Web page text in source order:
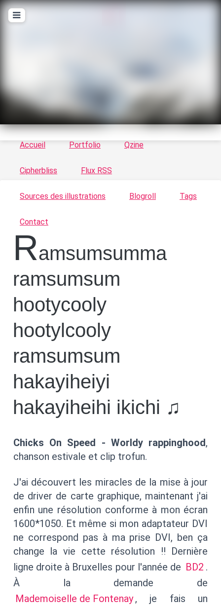
Le vortex à chats - Illustrations, trucs en tout
genre par Tykayn
Accueil Portfolio Qzine
Cipherbliss Flux RSS
Sources des illustrations Blogroll Tags
Contact
Ramsumsumma
ramsumsum
hootycooly
hootylcooly
ramsumsum
hakayiheiyi
hakayiheihi ikichi ♫
Chicks On Speed - Worldy rappinghood,
chanson estivale et clip trofun.
J'ai découvert les miracles de la mise à jour
de driver de carte graphique, maintenant j'ai
enfin une résolution conforme à mon écran
1600*1050. Et même si mon adaptateur DVI
ne correspond pas à ma prise DVI, ben ça
change la vie cette résolution !! Dernière
ligne droite à Bruxelles pour l'année de BD2 .
À la demande de
Mademoiselle de Fontenay , je fais un